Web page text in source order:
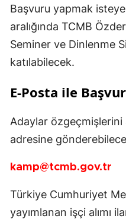
Başvuru yapmak
aralığında TCMB
Seminer ve Dinlenme
katılabilecek.
E-Posta ile
Adaylar özgeçmişlerini
adresine
kamp@tcmb.gov.tr
Türkiye Cumhuriyet
yayımlanan işçi alımı